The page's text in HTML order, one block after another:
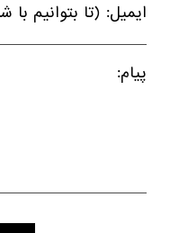
ایمیل: (تا بتوانیم
پیام: